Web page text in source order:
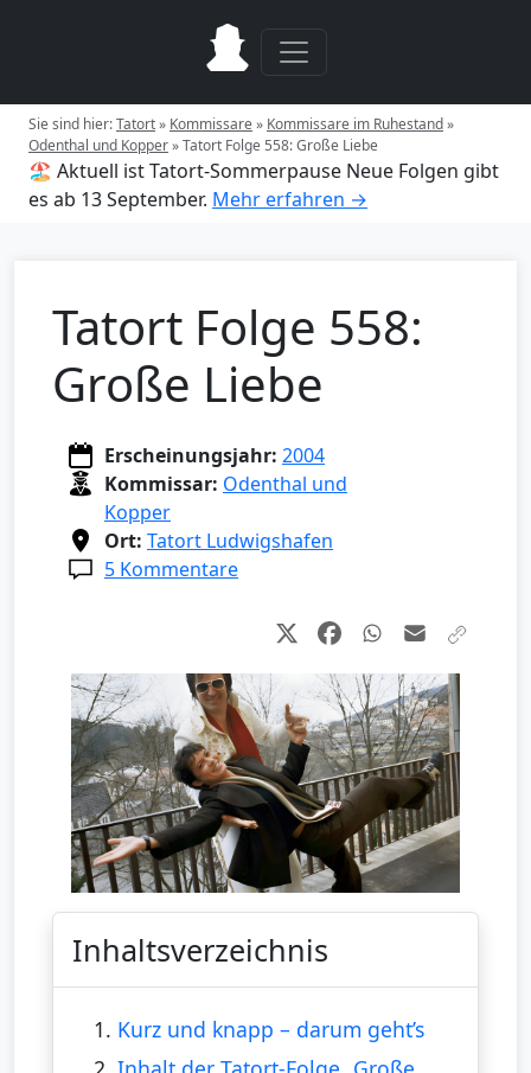
Sie sind hier:Tatort» Kommissare» Kommissare im Ruhestand»
Odenthal und Kopper»Tatort Folge 558: Große Liebe
🏖️ Aktuell ist Tatort-Sommerpause Neue Folgen gibt
es ab 13 September. Mehr erfahren →
Tatort Folge 558:
Große Liebe
Erscheinungsjahr: 2004
Kommissar: Odenthal und
Kopper
Ort: Tatort Ludwigshafen
5 Kommentare
Inhaltsverzeichnis
1. Kurz und knapp – darum geht’s